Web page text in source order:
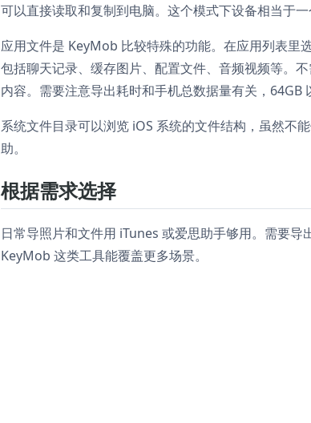
可以直接读取和复制到电脑。这个模式下设备相当于
应用文件是 KeyMob 比较特殊的功能。在应用列表里
包括聊天记录、缓存图片、配置文件、音频视频等。
内容。需要注意导出耗时和手机总数据量有关，64GB
系统文件目录可以浏览 iOS 系统的文件结构，虽然不
助。
根据需求选择
日常导照片和文件用 iTunes 或爱思助手够用。需要
KeyMob 这类工具能覆盖更多场景。